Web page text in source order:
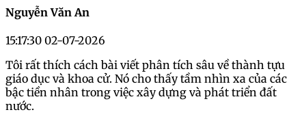
Nguyễn Văn An
15:17:30 02-07-2026
Tôi rất thích cách bài viết phân tích sâu về thành tựu
giáo dục và khoa cử. Nó cho thấy tầm nhìn xa của các
bậc tiền nhân trong việc xây dựng và phát triển đất
nước.